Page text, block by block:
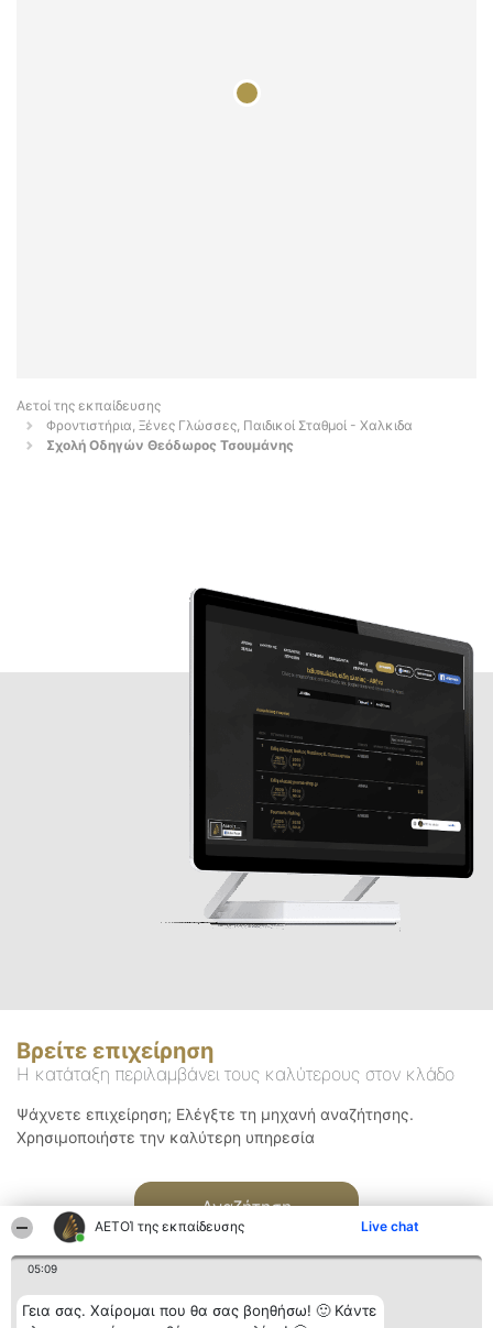
ΑΕΤΟΊ της εκπαίδευσης Live chat
05:09
Γεια σας. Χαίρομαι που θα σας βοηθήσω! 🙂 Κάντε
Αετοί της εκπαίδευσης
Φροντιστήρια, Ξένες Γλώσσες, Παιδικοί Σταθμοί - Χαλκιδα
Σχολή Οδηγών Θεόδωρος Τσουμάνης
Βρείτε επιχείρηση
Η κατάταξη περιλαμβάνει τους καλύτερους στον κλάδο
Ψάχνετε επιχείρηση; Ελέγξτε τη μηχανή αναζήτησης.
Χρησιμοποιήστε την καλύτερη υπηρεσία
Αναζήτηση